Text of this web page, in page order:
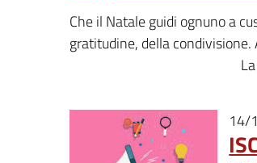
Che il Natale guidi ognuno a
gratitudine, della condivisione.
La Dirigente
14/